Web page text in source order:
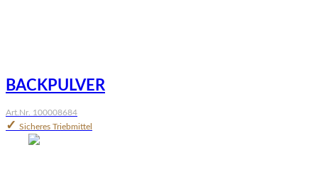
BACKPULVER
Art.Nr. 100008684
✓ Sicheres Triebmittel